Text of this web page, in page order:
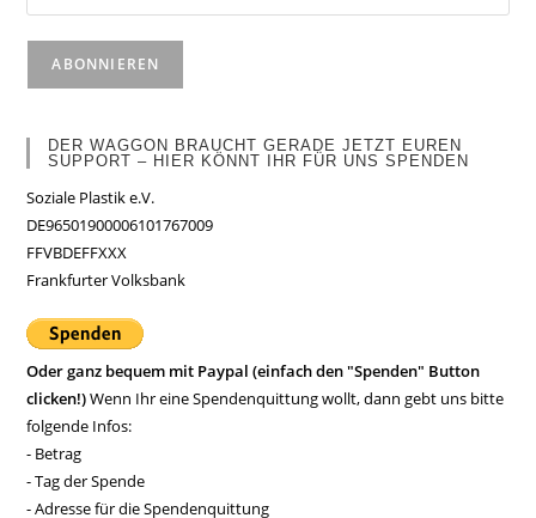
DER WAGGON BRAUCHT GERADE JETZT EUREN
SUPPORT – HIER KÖNNT IHR FÜR UNS SPENDEN
Soziale Plastik e.V.
DE96501900006101767009
FFVBDEFFXXX
Frankfurter Volksbank
Oder ganz bequem mit Paypal (einfach den "Spenden" Button
clicken!)Wenn Ihr eine Spendenquittung wollt, dann gebt uns bitte
folgende Infos:
- Betrag
- Tag der Spende
- Adresse für die Spendenquittung